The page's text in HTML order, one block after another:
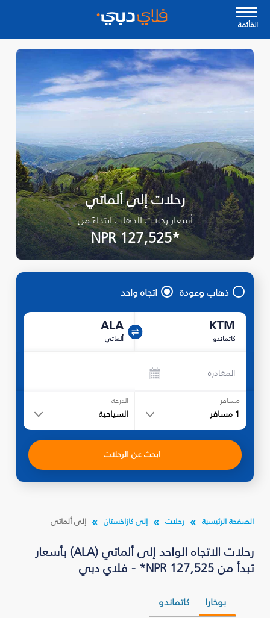
القأئمة
رحلات إلى ألماتي
أسعار رحلات الذهاب ابتداءً من
*NPR 127,525
ذهاب وعودة اتجاه واحد
KTM
كاتماندو
ALA
ألماتي
المغادرة
مسافر
1 مسافر
الدرجة
السياحية
ابحث عن الرحلات
الصفحة الرئيسية رحلات إلى كازاخستان إلى ألماتي
رحلات الاتجاه الواحد إلى ألماتي (ALA) بأسعار
تبدأ من NPR 127,525* - فلاي دبي
بوخارا كاتماندو